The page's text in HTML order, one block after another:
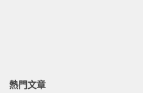
熱門文章